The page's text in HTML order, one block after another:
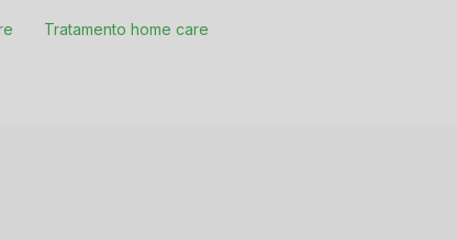
Tratamento home care